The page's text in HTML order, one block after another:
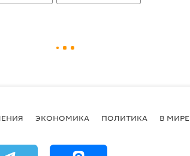
ЭКОНОМИКА ПОЛИТИКА В МИРЕ